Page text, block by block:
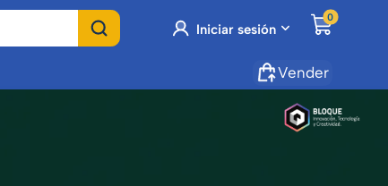
Iniciar sesión
0
Vender